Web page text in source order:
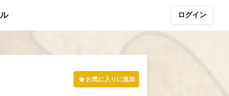
ログイン
お気に入りに追加